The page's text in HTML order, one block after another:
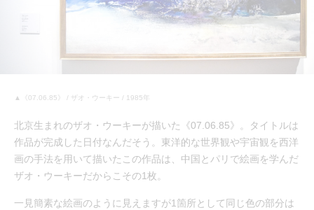
▲《07.06.85》 / ザオ・ウーキー / 1985年
北京生まれのザオ・ウーキーが描いた《07.06.85》。タイトルは
作品が完成した日付なんだそう。東洋的な世界観や宇宙観を西洋
画の手法を用いて描いたこの作品は、中国とパリで絵画を学んだ
ザオ・ウーキーだからこその1枚。
一見簡素な絵画のように見えますが1箇所として同じ色の部分は